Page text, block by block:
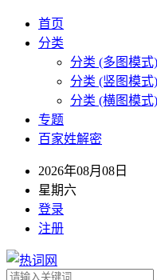
首页
分类
分类 (多图模式)
分类 (竖图模式)
分类 (横图模式)
专题
百家姓解密
2026年08月08日
星期六
登录
注册